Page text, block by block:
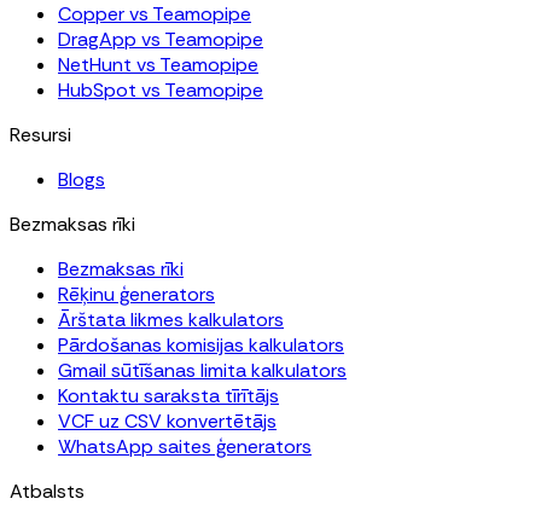
Copper vs Teamopipe
DragApp vs Teamopipe
NetHunt vs Teamopipe
HubSpot vs Teamopipe
Resursi
Blogs
Bezmaksas rīki
Bezmaksas rīki
Rēķinu ģenerators
Ārštata likmes kalkulators
Pārdošanas komisijas kalkulators
Gmail sūtīšanas limita kalkulators
Kontaktu saraksta tīrītājs
VCF uz CSV konvertētājs
WhatsApp saites ģenerators
Atbalsts